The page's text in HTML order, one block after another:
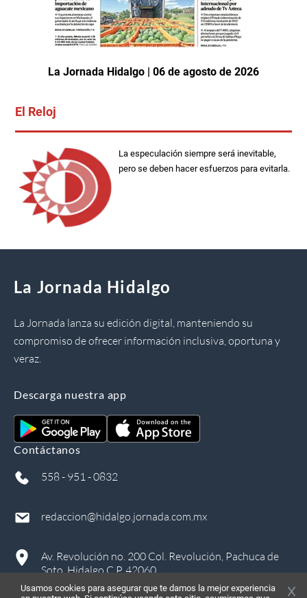
La Jornada Hidalgo | 06 de agosto de 2026
El Reloj
La especulación siempre será inevitable,
pero se deben hacer esfuerzos para evitarla.
La Jornada Hidalgo
La Jornada lanza su edición digital, manteniendo su
compromiso de ofrecer información inclusiva, oportuna y
veraz.
Descarga nuestra app
Contáctanos
558 - 951 - 0832
redaccion@hidalgo.jornada.com.mx
Av. Revolución no. 200 Col. Revolución, Pachuca de
Soto, Hidalgo C.P. 42060
Usamos cookies para asegurar que te damos la mejor experiencia